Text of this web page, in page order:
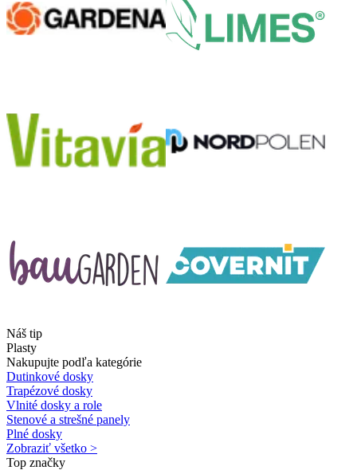
Náš tip
Plasty
Nakupujte podľa kategórie
Dutinkové dosky
Trapézové dosky
Vlnité dosky a role
Stenové a strešné panely
Plné dosky
Zobraziť všetko >
Top značky